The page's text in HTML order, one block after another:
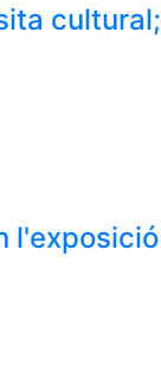
cultural;
l'exposició